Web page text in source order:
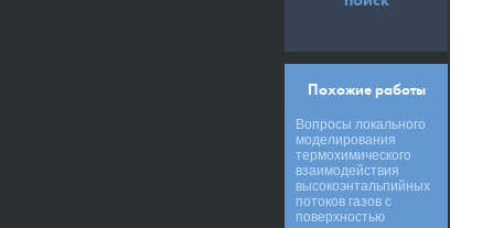
Похожие работы
Вопросы локального
моделирования
термохимического
взаимодействия
высокоэнтальпийных
потоков газов с
поверхностью